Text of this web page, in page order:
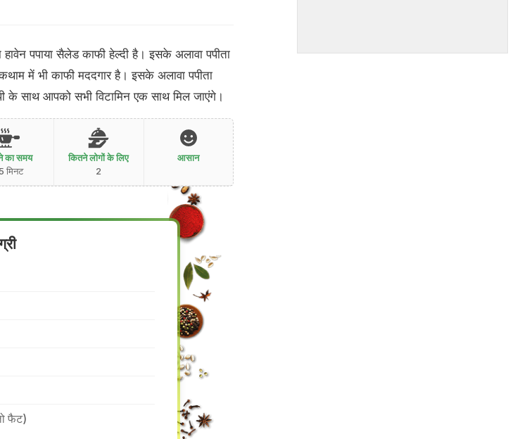
पपाया सैलेड काफी हेल्दी है। इसके अलावा पपीता
में भी काफी मददगार है। इसके अलावा पपीता
के साथ आपको सभी विटामिन एक साथ मिल जाएंगे।
का समय
मिनट
कितने लोगों के लिए
2
आसान
फैट)